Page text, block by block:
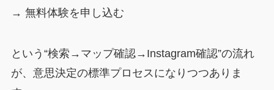
→ 無料体験を申し込む
という“検索→マップ確認→Instagram確認”の流れ
が、意思決定の標準プロセスになりつつありま